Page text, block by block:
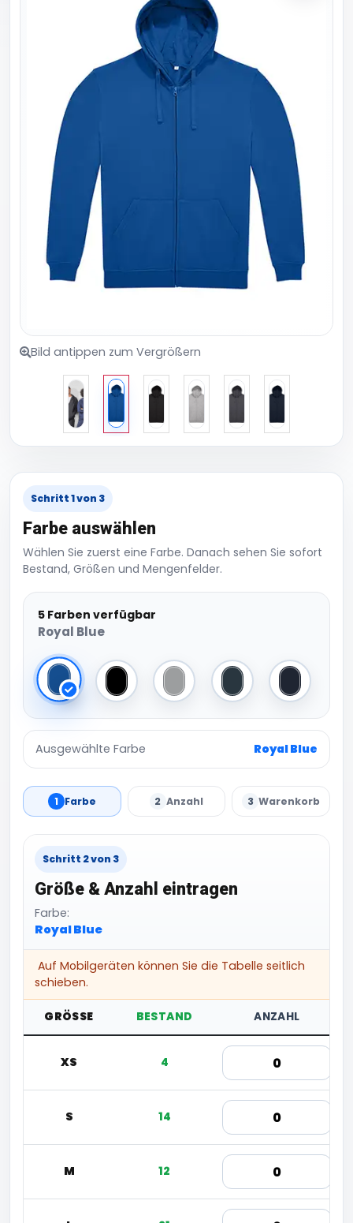
Bild antippen zum Vergrößern
Schritt 1 von 3
Farbe auswählen
Wählen Sie zuerst eine Farbe. Danach sehen Sie sofort
Bestand, Größen und Mengenfelder.
5 Farben verfügbar
Royal Blue
Royal Blue Black Sport Grey (Heather)
Dark Grey (Solid)
Navy
Ausgewählte Farbe Royal Blue
1 Farbe 2 Anzahl 3 Warenkorb
Schritt 2 von 3
Größe & Anzahl eintragen
Farbe:
Royal Blue
Auf Mobilgeräten können Sie die Tabelle seitlich
schieben.
GRÖSSE BESTAND ANZAHL
XS 4
S 14
M 12